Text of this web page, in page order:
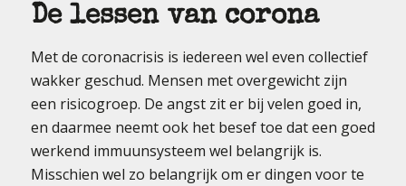
De lessen van corona
Met de coronacrisis is iedereen wel even collectief
wakker geschud. Mensen met overgewicht zijn
een risicogroep. De angst zit er bij velen goed in,
en daarmee neemt ook het besef toe dat een goed
werkend immuunsysteem wel belangrijk is.
Misschien wel zo belangrijk om er dingen voor te